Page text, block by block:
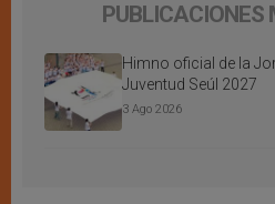
Himno oficial de la
Juventud Seúl 2027
3 Ago 2026